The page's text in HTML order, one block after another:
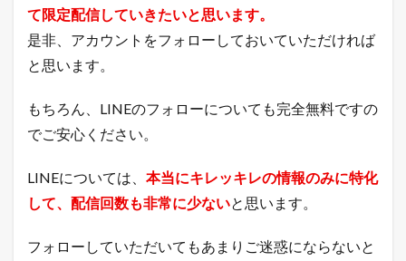
成
率
（
目
標
商
8
4
0
0
）
て限定配信していきたいと思います。
是非、アカウントをフォローしておいていただければ
と思います。
もちろん、LINEのフォローについても完全無料ですの
でご安心ください。
LINEについては、 本当にキレッキレの情報のみに特化
して、配信回数も非常に少ないと思います。
フォローしていただいてもあまりご迷惑にならないと